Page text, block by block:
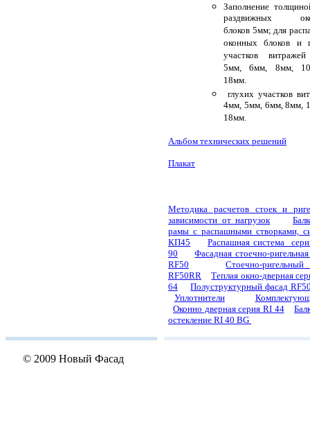
Заполнение
раздвижных
блоков 5мм; для
оконных блоков и
участков
5мм, 6мм, 8мм,
18мм.
глухих участков
4мм, 5мм, 6мм, 8мм,
18мм.
Альбом технических решений
Плакат
Методика расчетов стоек и
зависимости от нагрузок
рамы с распашными створками,
КП45
Распашная система
90
Фасадная стоечно-
RF50
Стоечно-ригельный
RF50RR
Теплая окно-дверная
64
Полуструктурный фасад
Уплотнители
Оконно дверная серия RI 44
остекление RI 40 BG
© 2009 Новый Фасад